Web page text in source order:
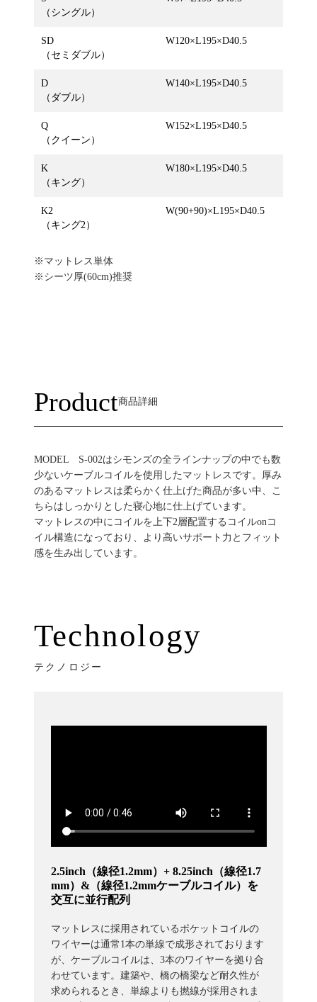
（シングル）
SD
（セミダブル）
W120×L195×D40.5
D
（ダブル）
W140×L195×D40.5
Q
（クイーン）
W152×L195×D40.5
K
（キング）
W180×L195×D40.5
K2
（キング2）
W(90+90)×L195×D40.5
※マットレス単体
※シーツ厚(60cm)推奨
Product商品詳細
MODEL S-002はシモンズの全ラインナップの中でも数
少ないケーブルコイルを使用したマットレスです。厚み
のあるマットレスは柔らかく仕上げた商品が多い中、こ
ちらはしっかりとした寝心地に仕上げています。
マットレスの中にコイルを上下2層配置するコイルonコ
イル構造になっており、より高いサポート力とフィット
感を生み出しています。
Technology
テクノロジー
2.5inch（線径1.2mm）+ 8.25inch（線径1.7
mm）&（線径1.2mmケーブルコイル）を
交互に並行配列
マットレスに採用されているポケットコイルの
ワイヤーは通常1本の単線で成形されております
が、ケーブルコイルは、3本のワイヤーを拠り合
わせています。建築や、橋の橋梁など耐久性が
求められるとき、単線よりも撚線が採用されま